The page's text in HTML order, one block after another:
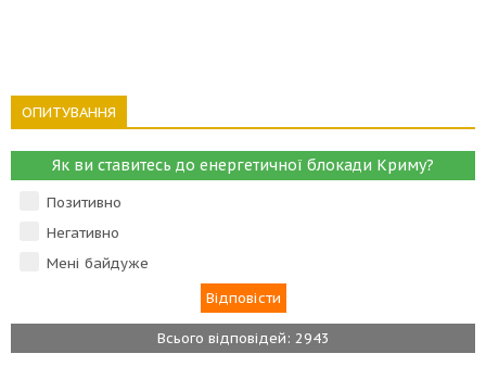
ОПИТУВАННЯ
Як ви ставитесь до енергетичної блокади Криму?
Позитивно
Негативно
Мені байдуже
Всього відповідей: 2943